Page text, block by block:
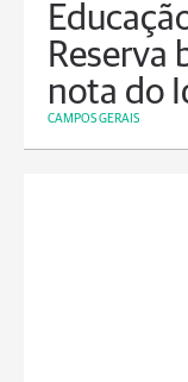
Reserva
nota do
CAMPOS GERAIS